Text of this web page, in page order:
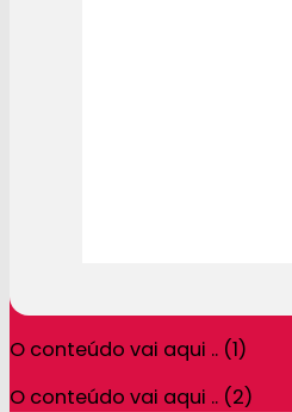
O conteúdo vai aqui .. (1)
O conteúdo vai aqui .. (2)